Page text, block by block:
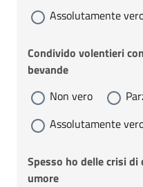
Assolutamente
Condivido volentieri
bevande
Non vero
Assolutamente
Spesso ho delle crisi
umore